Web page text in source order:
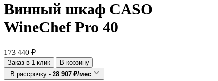
Винный шкаф CASO
WineChef Pro 40
173 440 ₽
Заказ в 1 клик
В корзину
В рассрочку - 28 907 ₽/мес